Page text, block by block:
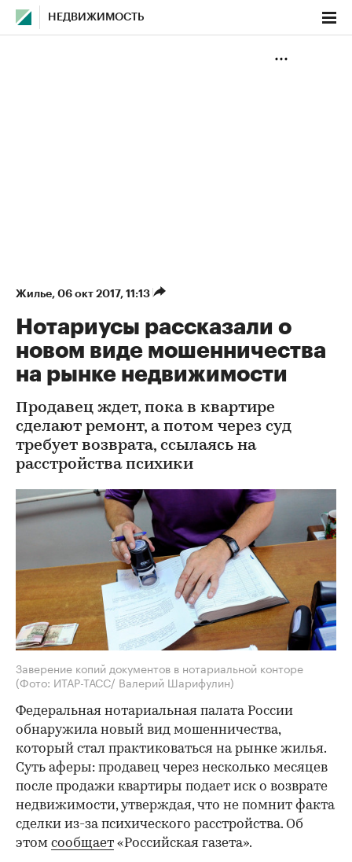
НЕДВИЖИМОСТЬ
Жилье⁠, 06 окт 2017, 11:13
Нотариусы рассказали о
новом виде мошенничества
на рынке недвижимости
Продавец ждет, пока в квартире
сделают ремонт, а потом через суд
требует возврата, ссылаясь на
расстройства психики
Заверение копий документов в нотариальной конторе
(Фото: ИТАР-ТАСС/ Валерий Шарифулин)
Федеральная нотариальная палата России
обнаружила новый вид мошенничества,
который стал практиковаться на рынке жилья.
Суть аферы: продавец через несколько месяцев
после продажи квартиры подает иск о возврате
недвижимости, утверждая, что не помнит факта
сделки из-за психического расстройства. Об
этом сообщает «Российская газета».